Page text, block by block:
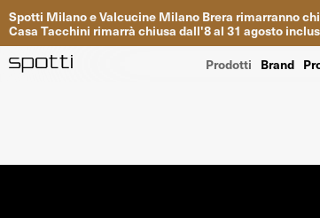
Spotti MilanoeValcucine Milano Brera rimarranno
Casa Tacchini rimarrà chiusa dall'8al 31 agosto
Prodotti Brand